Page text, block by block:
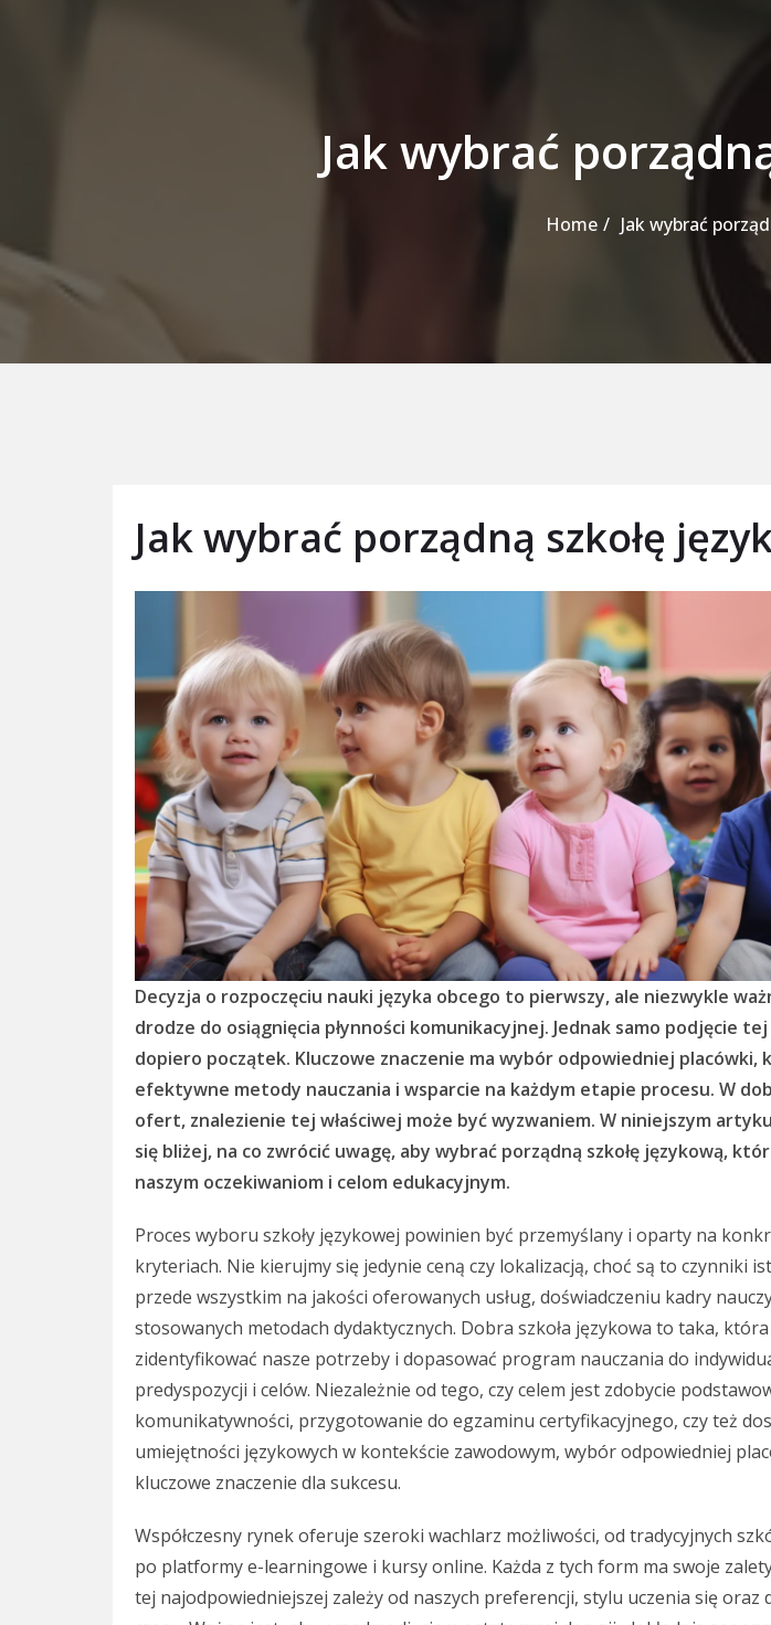
Jak wybrać
Home Jak wybrać
Jak wybrać porządną szkołę
Decyzja o rozpoczęciu nauki języka obcego to pierwszy, ale niezwykle
drodze do osiągnięcia płynności komunikacyjnej. Jednak samo podjęcie
dopiero początek. Kluczowe znaczenie ma wybór odpowiedniej placówki,
efektywne metody nauczania i wsparcie na każdym etapie procesu. W
ofert, znalezienie tej właściwej może być wyzwaniem. W niniejszym
się bliżej, na co zwrócić uwagę, aby wybrać porządną szkołę językową,
naszym oczekiwaniom i celom edukacyjnym.
Proces wyboru szkoły językowej powinien być przemyślany i oparty na
kryteriach. Nie kierujmy się jedynie ceną czy lokalizacją, choć są to czynniki
przede wszystkim na jakości oferowanych usług, doświadczeniu kadry
stosowanych metodach dydaktycznych. Dobra szkoła językowa to taka,
zidentyfikować nasze potrzeby i dopasować program nauczania do
predyspozycji i celów. Niezależnie od tego, czy celem jest zdobycie
komunikatywności, przygotowanie do egzaminu certyfikacyjnego, czy też
umiejętności językowych w kontekście zawodowym, wybór odpowiedniej
kluczowe znaczenie dla sukcesu.
Współczesny rynek oferuje szeroki wachlarz możliwości, od tradycyjnych
po platformy e-learningowe i kursy online. Każda z tych form ma swoje
tej najodpowiedniejszej zależy od naszych preferencji, stylu uczenia się oraz